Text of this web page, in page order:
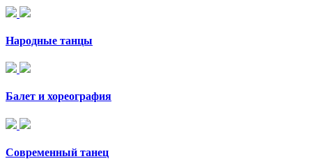
Народные танцы
Балет и хореография
Современный танец